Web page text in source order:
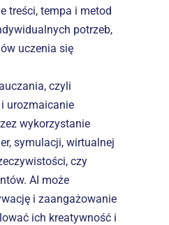
treści, tempa i metod
potrzeb,
uczenia się
czyli
urozmaicanie
wykorzystanie
symulacji, wirtualnej
czy
AI może
i zaangażowanie
ich kreatywność i